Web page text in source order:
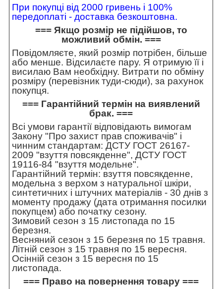
При покупці від 2000 гривень і 100%
передоплаті - доставка безкоштовна.
=== Якщо розмір не підійшов, то
можливий обмін. ===
Повідомляєте, який розмір потрібен, більше
або менше. Відсилаєте пару. Я отримую її і
висилаю Вам необхідну. Витрати по обміну
розміру (перевізник туди-сюди), за рахунок
покупця.
=== Гарантійний термін на виявлений
брак. ===
Всі умови гарантії відповідають вимогам
Закону "Про захист прав споживачів" і
чинним стандартам: ДСТУ ГОСТ 26167-
2009 "взуття повсякденне", ДСТУ ГОСТ
19116-84 "взуття модельне".
Гарантійний термін: взуття повсякденне,
модельна з верхом з натуральної шкіри,
синтетичних і штучних матеріалів - 30 днів з
моменту продажу (дата отримання посилки
покупцем) або початку сезону.
Зимовий сезон з 15 листопада по 15
березня.
Весняний сезон з 15 березня по 15 травня.
Літній сезон з 15 травня по 15 вересня.
Осінній сезон з 15 вересня по 15
листопада.
=== Право на повернення товару ===